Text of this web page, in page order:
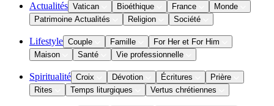
Actualités Vatican Bioéthique France
Monde
Patrimoine Actualités
Religion Société
Lifestyle Couple Famille
For Her et For Him
Maison
Santé Vie professionnelle
Spiritualité Croix Dévotion Écritures
Prière
Rites
Temps liturgiques Vertus chrétiennes